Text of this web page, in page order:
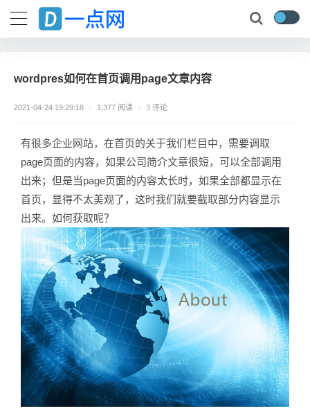
wordpres如何在首页调用page文章内容
2021-04-24 19:29:18 / 1,377 阅读 / 3 评论
有很多企业网站，在首页的关于我们栏目中，需要调取
page页面的内容，如果公司简介文章很短，可以全部调用
出来；但是当page页面的内容太长时，如果全部都显示在
首页，显得不太美观了，这时我们就要截取部分内容显示
出来。如何获取呢？